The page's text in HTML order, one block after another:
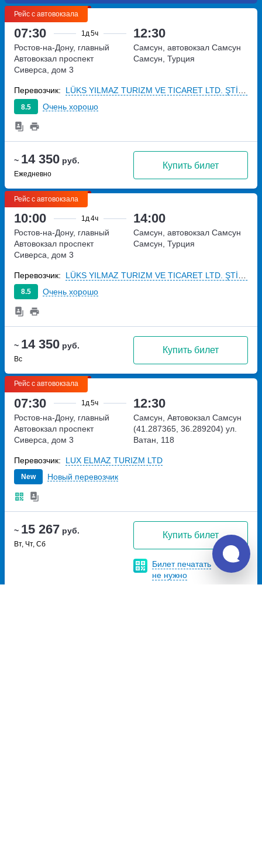
Рейс с автовокзала
07:30 1д5ч 12:30
~ 14 350 руб.
Ежедневно
Купить билет
Ростов-на-Дону, главный
Автовокзал проспект
Сиверса, дом 3
Самсун, автовокзал Самсун
Самсун, Турция
8.5 Очень хорошо
Перевозчик: LÜKS YILMAZ TURIZM VE TICARET LTD. ŞTİ (к1199)
Рейс с автовокзала
10:00 1д 4ч 14:00
~ 14 350 руб.
Вс
Купить билет
Ростов-на-Дону, главный
Автовокзал проспект
Сиверса, дом 3
Самсун, автовокзал Самсун
Самсун, Турция
8.5 Очень хорошо
Перевозчик: LÜKS YILMAZ TURIZM VE TICARET LTD. ŞTİ (к1199)
Рейс с автовокзала
07:30 1д5ч 12:30
~ 15 267 руб.
Вт, Чт, Сб
Купить билет
Билет печатать
не нужно
Ростов-на-Дону, главный
Автовокзал проспект
Сиверса, дом 3
Самсун, Автовокзал Самсун
(41.287365, 36.289204) ул.
Ватан, 118
New Новый перевозчик
Перевозчик: LUX ELMAZ TURIZM LTD